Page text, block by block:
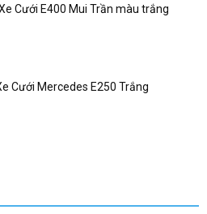
Cưới E400 Mui Trần màu trắng
Cưới Mercedes E250 Trắng